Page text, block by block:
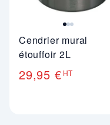
Cendrier mural
étouffoir 2L
29,95 € HT